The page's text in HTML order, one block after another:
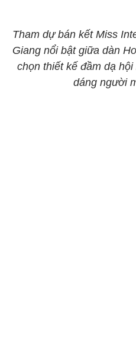
Tham dự bán kết Miss
Giang nổi bật giữa dàn
chọn thiết kế đầm dạ
dáng người